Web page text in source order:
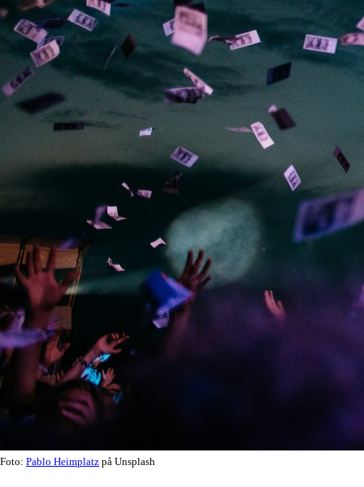
Foto: Pablo Heimplatz på Unsplash